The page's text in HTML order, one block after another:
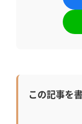
この記事を